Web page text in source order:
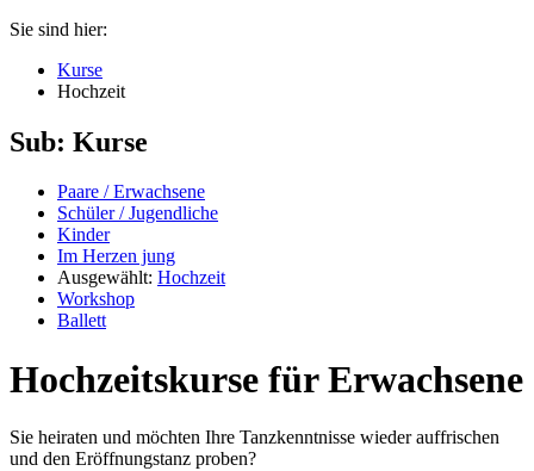
Sie sind hier:
Kurse
Hochzeit
Sub: Kurse
Paare / Erwachsene
Schüler / Jugendliche
Kinder
Im Herzen jung
Ausgewählt: Hochzeit
Workshop
Ballett
Hochzeitskurse für Erwachsene
Sie heiraten und möchten Ihre Tanzkenntnisse wieder auffrischen
und den Eröffnungstanz proben?